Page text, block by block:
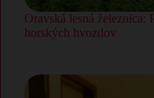
Oravská lesná
horských hvozdov